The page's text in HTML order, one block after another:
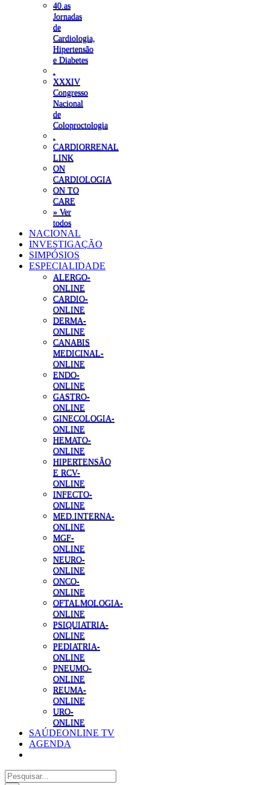
40.as
Jornadas
de
Cardiologia,
Hipertensão
e Diabetes
XXXIV
Congresso
Nacional
de
Coloproctologia
CARDIORRENAL
LINK
ON
CARDIOLOGIA
ON TO
CARE
» Ver
todos
NACIONAL
INVESTIGAÇÃO
SIMPÓSIOS
ESPECIALIDADE
ALERGO-
ONLINE
CARDIO-
ONLINE
DERMA-
ONLINE
CANABIS
MEDICINAL-
ONLINE
ENDO-
ONLINE
GASTRO-
ONLINE
GINECOLOGIA-
ONLINE
HEMATO-
ONLINE
HIPERTENSÃO
E RCV-
ONLINE
INFECTO-
ONLINE
MED.INTERNA-
ONLINE
MGF-
ONLINE
NEURO-
ONLINE
ONCO-
ONLINE
OFTALMOLOGIA-
ONLINE
PSIQUIATRIA-
ONLINE
PEDIATRIA-
ONLINE
PNEUMO-
ONLINE
REUMA-
ONLINE
URO-
ONLINE
SAÚDEONLINE TV
AGENDA
Pesquisar